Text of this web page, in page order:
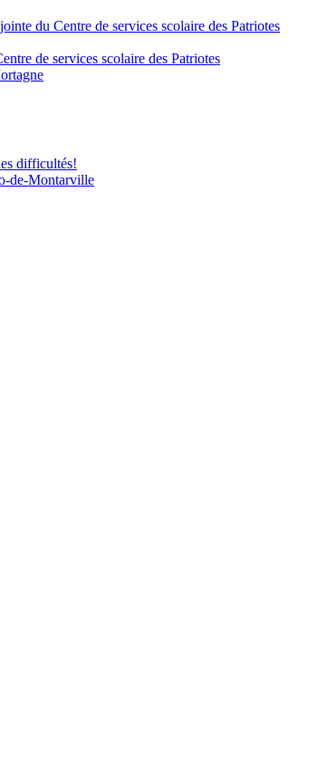
du Centre de services scolaire des Patriotes
de services scolaire des Patriotes
difficultés!
de-Montarville